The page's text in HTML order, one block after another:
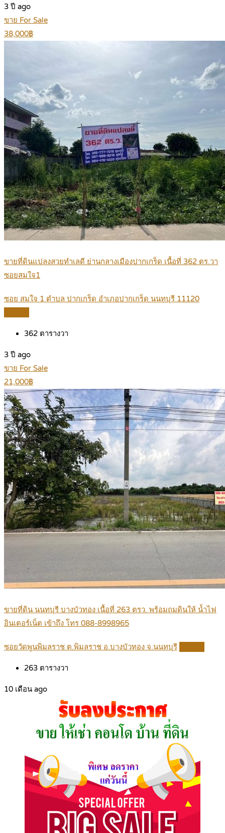
3 ปี ago
ขาย For Sale
38,000฿
ขายที่ดินแปลงสวยทำเลดี ย่านกลางเมืองปากเกร็ด เนื้อที่ 362 ตร.วา
ซอยสมใจ1
ซอย สมใจ 1 ตำบล ปากเกร็ด อำเภอปากเกร็ด นนทบุรี 11120
362 ตารางวา
3 ปี ago
ขาย For Sale
21,000฿
ขายที่ดิน นนทบุรี บางบัวทอง เนื้อที่ 263 ตรว. พร้อมถมดินให้ น้ำไฟ
อินเตอร์เน็ต เข้าถึง โทร 088-8998965
ซอยวัดพูนพิมลราช ต.พิมลราช อ.บางบัวทอง จ.นนทบุรี
263 ตารางวา
10 เดือน ago